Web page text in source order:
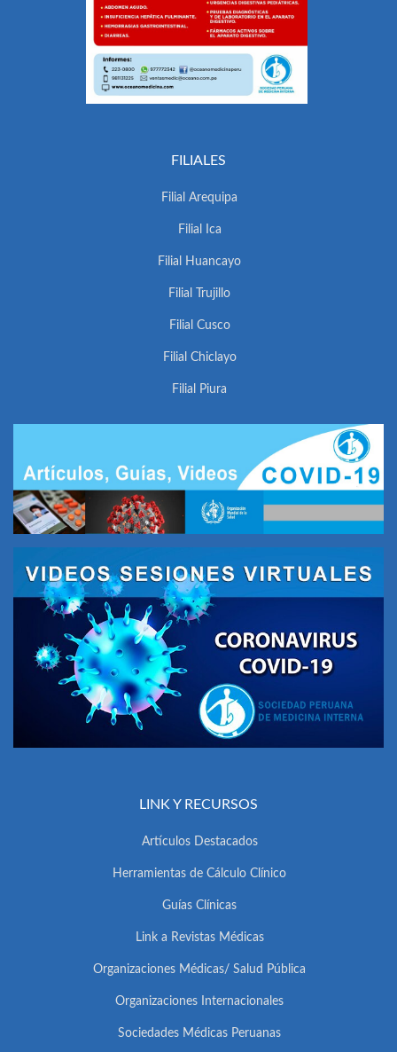
FILIALES
Filial Arequipa
Filial Ica
Filial Huancayo
Filial Trujillo
Filial Cusco
Filial Chiclayo
Filial Piura
LINK Y RECURSOS
Artículos Destacados
Herramientas de Cálculo Clínico
Guías Clínicas
Link a Revistas Médicas
Organizaciones Médicas/ Salud Pública
Organizaciones Internacionales
Sociedades Médicas Peruanas